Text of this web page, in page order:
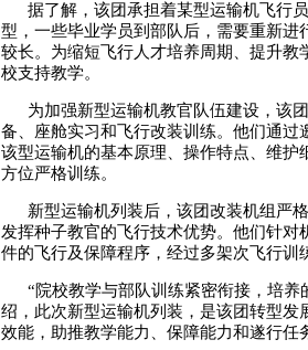
据了解，该团承担着某型运输机飞行
型，一些毕业学员到部队后，需要重新
较长。为缩短飞行人才培养周期、提升
校支持教学。
为加强新型运输机教官队伍建设，该
备、座舱实习和飞行改装训练。他们通
该型运输机的基本原理、操作特点、维
方位严格训练。
新型运输机列装后，该团改装机组严
发挥种子教官的飞行技术优势。他们针
件的飞行及保障程序，经过多架次飞行训
“院校教学与部队训练紧密衔接，培
绍，此次新型运输机列装，是该团转型
效能，助推教学能力、保障能力和遂行任